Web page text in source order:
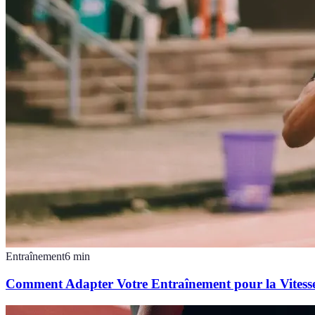
Entraînement6 min
Comment Adapter Votre Entraînement pour la